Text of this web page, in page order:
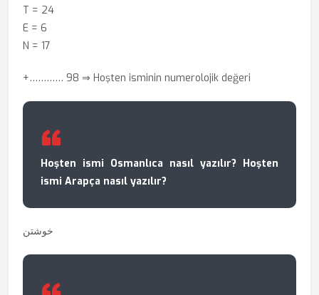
T = 24
E = 6
N = 17
+………… 98 ⇒ Hoşten isminin numerolojik değeri
Hoşten ismi Osmanlıca nasıl yazılır? Hoşten
ismi Arapça nasıl yazılır?
خوشتن